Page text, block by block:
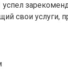
успел
свои услуги,